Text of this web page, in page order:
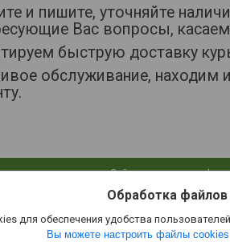
и пишите, уточняйте
Вас вопросы,
быструю доставку
обслуживание, находим
Сайт создан на
Политика обработки
Обработка
для обеспечения удобства
Вы можете настроить файлы
Green-Glade.by |
Select Language